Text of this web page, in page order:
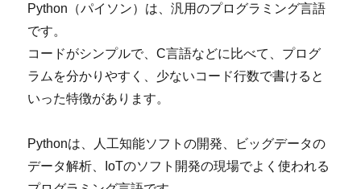
Python（パイソン）は、汎用のプログラミング言語
です。
コードがシンプルで、C言語などに比べて、プログ
ラムを分かりやすく、少ないコード行数で書けると
いった特徴があります。
Pythonは、人工知能ソフトの開発、ビッグデータの
データ解析、IoTのソフト開発の現場でよく使われる